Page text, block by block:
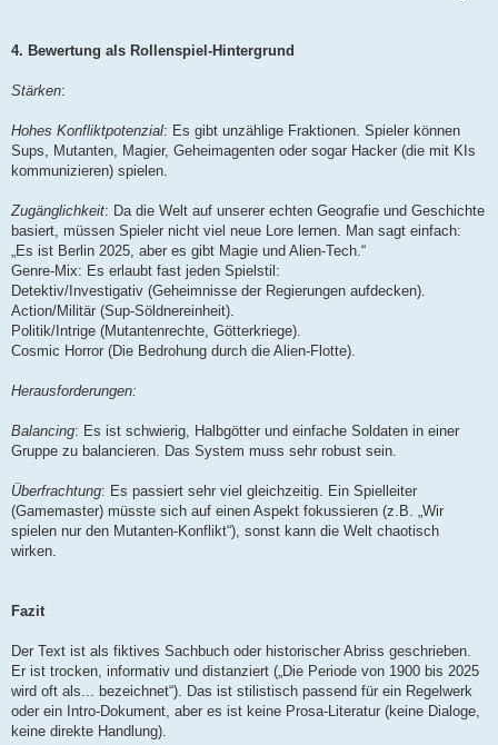
4. Bewertung als Rollenspiel-Hintergrund
Stärken:
Hohes Konfliktpotenzial: Es gibt unzählige Fraktionen. Spieler können
Sups, Mutanten, Magier, Geheimagenten oder sogar Hacker (die mit KIs
kommunizieren) spielen.
Zugänglichkeit: Da die Welt auf unserer echten Geografie und Geschichte
basiert, müssen Spieler nicht viel neue Lore lernen. Man sagt einfach:
„Es ist Berlin 2025, aber es gibt Magie und Alien-Tech.“
Genre-Mix: Es erlaubt fast jeden Spielstil:
Detektiv/Investigativ (Geheimnisse der Regierungen aufdecken).
Action/Militär (Sup-Söldnereinheit).
Politik/Intrige (Mutantenrechte, Götterkriege).
Cosmic Horror (Die Bedrohung durch die Alien-Flotte).
Herausforderungen:
Balancing: Es ist schwierig, Halbgötter und einfache Soldaten in einer
Gruppe zu balancieren. Das System muss sehr robust sein.
Überfrachtung: Es passiert sehr viel gleichzeitig. Ein Spielleiter
(Gamemaster) müsste sich auf einen Aspekt fokussieren (z.B. „Wir
spielen nur den Mutanten-Konflikt“), sonst kann die Welt chaotisch
wirken.
Fazit
Der Text ist als fiktives Sachbuch oder historischer Abriss geschrieben.
Er ist trocken, informativ und distanziert („Die Periode von 1900 bis 2025
wird oft als... bezeichnet“). Das ist stilistisch passend für ein Regelwerk
oder ein Intro-Dokument, aber es ist keine Prosa-Literatur (keine Dialoge,
keine direkte Handlung).